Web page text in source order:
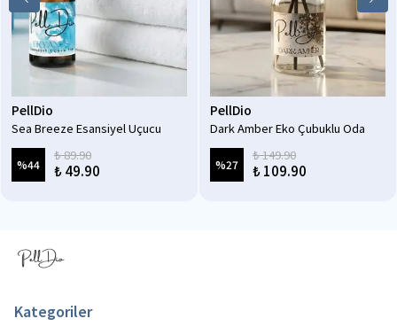
PellDio
Sea Breeze Esansiyel Uçucu
Koku Yağı Difüzör Esansı
Buhurdanlık Yağı Aromaterapi
Yağı 10 ml
%44
₺ 89.90
₺ 49.90
PellDio
Dark Amber Eko Çubuklu Oda
Kokusu 100 ml
%27
₺ 149.90
₺ 109.90
Kategoriler